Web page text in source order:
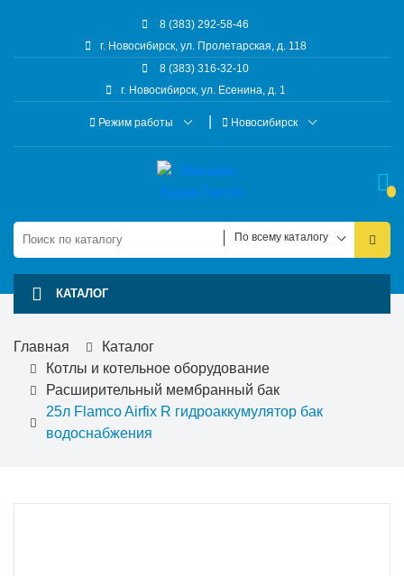
8 (383) 292-58-46
г. Новосибирск, ул. Пролетарская, д. 118
8 (383) 316-32-10
г. Новосибирск, ул. Есенина, д. 1
Режим работы Новосибирск
По всему каталогу
КАТАЛОГ
Главная
Каталог
Котлы и котельное оборудование
Расширительный мембранный бак
25л Flamco Airfix R гидроаккумулятор бак
водоснабжения